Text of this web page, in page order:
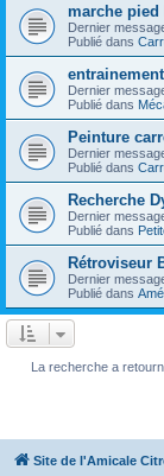
marche pied
Dernier
Publié dans
Dernier
Publié dans
Peinture
Dernier
Publié dans
Recherche
Dernier
Publié dans
Rétroviseur
Dernier
Publié dans
La recherche a
Site de l'Amicale